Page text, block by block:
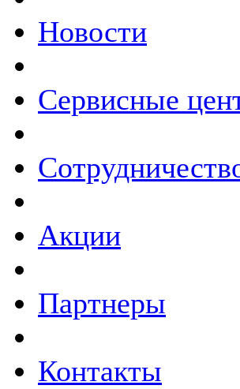
Новости
Сервисные
Акции
Партнеры
Контакты